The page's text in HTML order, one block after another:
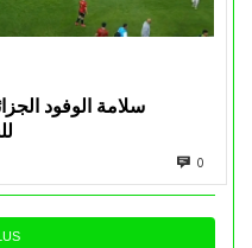
سلامة الوفود
0